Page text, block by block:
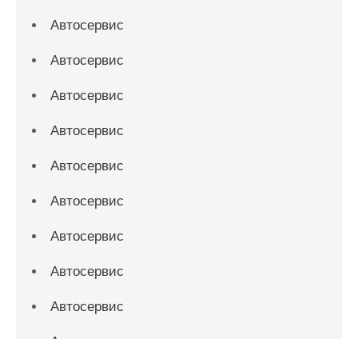
Автосервис
Автосервис
Автосервис
Автосервис
Автосервис
Автосервис
Автосервис
Автосервис
Автосервис